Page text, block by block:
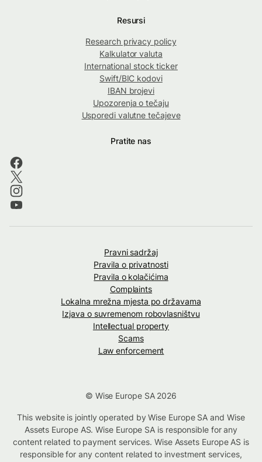
Resursi
Research privacy policy
Kalkulator valuta
International stock ticker
Swift/BIC kodovi
IBAN brojevi
Upozorenja o tečaju
Usporedi valutne tečajeve
Pratite nas
Pravni sadržaj
Pravila o privatnosti
Pravila o kolačićima
Complaints
Lokalna mrežna mjesta po državama
Izjava o suvremenom robovlasništvu
Intellectual property
Scams
Law enforcement
© Wise Europe SA 2026
This website is jointly operated by Wise Europe SA and Wise
Assets Europe AS. Wise Europe SA is responsible for any
content related to payment services. Wise Assets Europe AS is
responsible for any content related to investment services,